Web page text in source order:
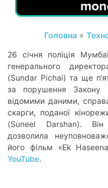
Головна »
26 січня поліція
генерального
(Sundar Pichai) та ще
за порушення Закону
відомими даними,
скарги, поданої
(Suneel Darshan).
дозволила
його фільм «Ek
YouTube.